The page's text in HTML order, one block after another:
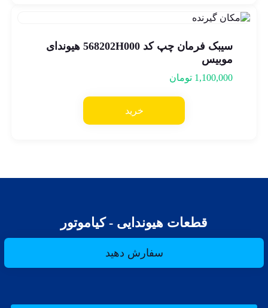
سیبک فرمان چپ کد 568202H000 هیوندای
موبیس
1,100,000 تومان
خرید
قطعات هیوندایی - کیاموتور
سفارش دهید